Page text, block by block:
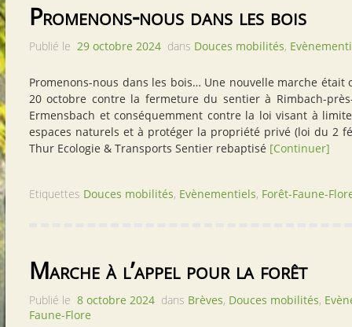
Promenons-nous dans les bois
Publié le 29 octobre 2024 dans Douces mobilités,
Promenons-nous dans les bois… Une nouvelle marche était
20 octobre contre la fermeture du sentier à Rimbach-
Ermensbach et conséquemment contre la loi visant à
espaces naturels et à protéger la propriété privé (loi du 2
Thur Ecologie & Transports Sentier rebaptisé [Continuer]
Etiquettes Douces mobilités, Evènementiels, Forêt-Faune-
Marche à l’appel pour la forêt
Publié le 8 octobre 2024 dans Brèves, Douces mobilités,
Faune-Flore